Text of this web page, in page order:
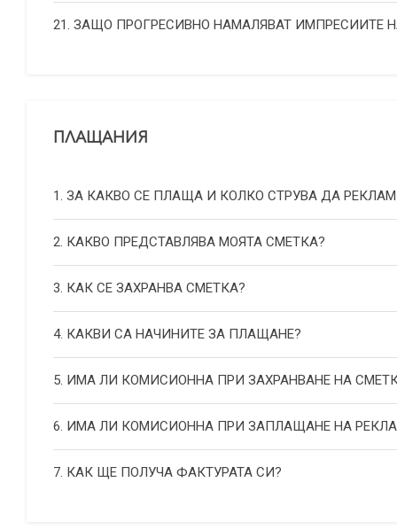
21. ЗАЩО ПРОГРЕСИВНО НАМАЛЯВАТ ИМПРЕСИИТЕ
ПЛАЩАНИЯ
1. ЗА КАКВО СЕ ПЛАЩА И КОЛКО СТРУВА ДА
2. КАКВО ПРЕДСТАВЛЯВА МОЯТА СМЕТКА?
3. КАК СЕ ЗАХРАНВА СМЕТКА?
4. КАКВИ СА НАЧИНИТЕ ЗА ПЛАЩАНЕ?
5. ИМА ЛИ КОМИСИОННА ПРИ ЗАХРАНВАНЕ НА
6. ИМА ЛИ КОМИСИОННА ПРИ ЗАПЛАЩАНЕ НА
7. КАК ЩЕ ПОЛУЧА ФАКТУРАТА СИ?